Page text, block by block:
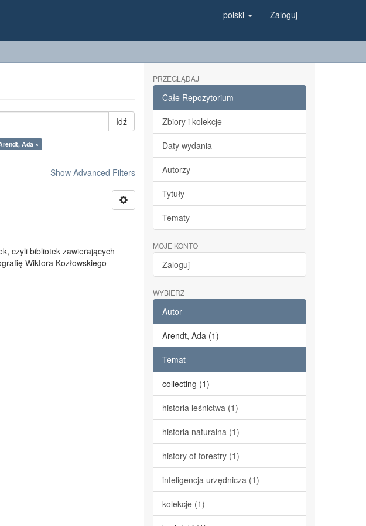
polski Zaloguj
Idź
Ada ×
Show Advanced Filters
czyli bibliotek zawierających
Wiktora Kozłowskiego
PRZEGLĄDAJ
Całe Repozytorium
Zbiory i kolekcje
Daty wydania
Autorzy
Tytuły
Tematy
MOJE KONTO
Zaloguj
WYBIERZ
Autor
Arendt, Ada (1)
Temat
collecting (1)
historia leśnictwa (1)
historia naturalna (1)
history of forestry (1)
inteligencja urzędnicza (1)
kolekcje (1)